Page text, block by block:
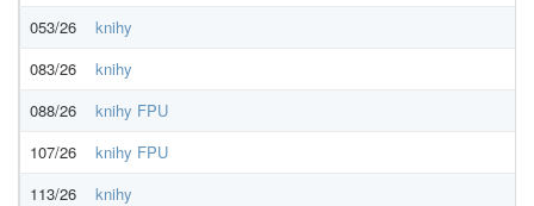
053/26
knihy
083/26
knihy
088/26
knihy FPU
107/26
knihy FPU
113/26
knihy